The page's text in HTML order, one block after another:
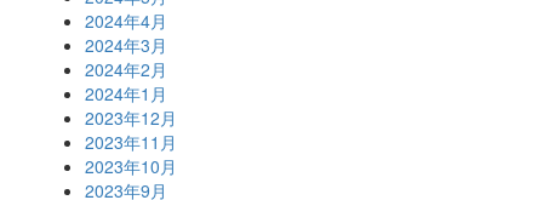
2024年4月
2024年3月
2024年2月
2024年1月
2023年12月
2023年11月
2023年10月
2023年9月